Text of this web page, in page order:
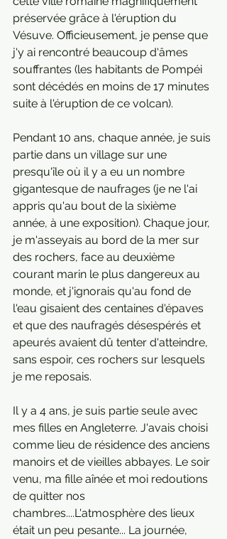
préservée grâce à l'éruption du
Vésuve. Officieusement, je pense que
j'y ai rencontré beaucoup d'âmes
souffrantes (les habitants de Pompéi
sont décédés en moins de 17 minutes
suite à l'éruption de ce volcan).
Pendant 10 ans, chaque année, je suis
partie dans un village sur une
presqu'île où il y a eu un nombre
gigantesque de naufrages (je ne l'ai
appris qu'au bout de la sixième
année, à une exposition). Chaque jour,
je m'asseyais au bord de la mer sur
des rochers, face au deuxième
courant marin le plus dangereux au
monde, et j'ignorais qu'au fond de
l'eau gisaient des centaines d'épaves
et que des naufragés désespérés et
apeurés avaient dû tenter d'atteindre,
sans espoir, ces rochers sur lesquels
je me reposais.
Il y a 4 ans, je suis partie seule avec
mes filles en Angleterre. J'avais choisi
comme lieu de résidence des anciens
manoirs et de vieilles abbayes. Le soir
venu, ma fille aînée et moi redoutions
de quitter nos
chambres....L'atmosphère des lieux
était un peu pesante... La journée,